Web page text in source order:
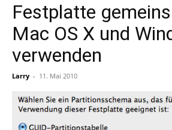
Festplatte
Mac OS X und
verwenden
Larry - 11. Mai 2010